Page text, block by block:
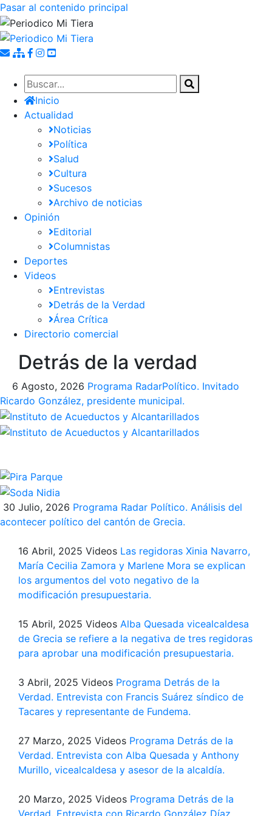
Pasar al contenido principal
Inicio
Actualidad
Noticias
Política
Salud
Cultura
Sucesos
Archivo de noticias
Opinión
Editorial
Columnistas
Deportes
Videos
Entrevistas
Detrás de la Verdad
Área Crítica
Directorio comercial
Detrás de la verdad
6 Agosto, 2026 Programa​ RadarPolítico​. Invitado
Ricardo González, presidente municipal.
30 Julio, 2026 Programa Radar Político. Análisis del
acontecer político del cantón de Grecia.
16 Abril, 2025 Videos Las regidoras Xinia Navarro,
María Cecilia Zamora y Marlene Mora se explican
los argumentos del voto negativo de la
modificación presupuestaria.
15 Abril, 2025 Videos Alba Quesada vicealcaldesa
de Grecia se refiere a la negativa de tres regidoras
para aprobar una modificación presupuestaria.
3 Abril, 2025 Videos Programa Detrás de la
Verdad. Entrevista con Francis Suárez síndico de
Tacares y representante de Fundema.
27 Marzo, 2025 Videos Programa Detrás de la
Verdad. Entrevista con Alba Quesada y Anthony
Murillo, vicealcaldesa y asesor de la alcaldía.
20 Marzo, 2025 Videos Programa Detrás de la
Verdad. Entrevista con Ricardo González Díaz